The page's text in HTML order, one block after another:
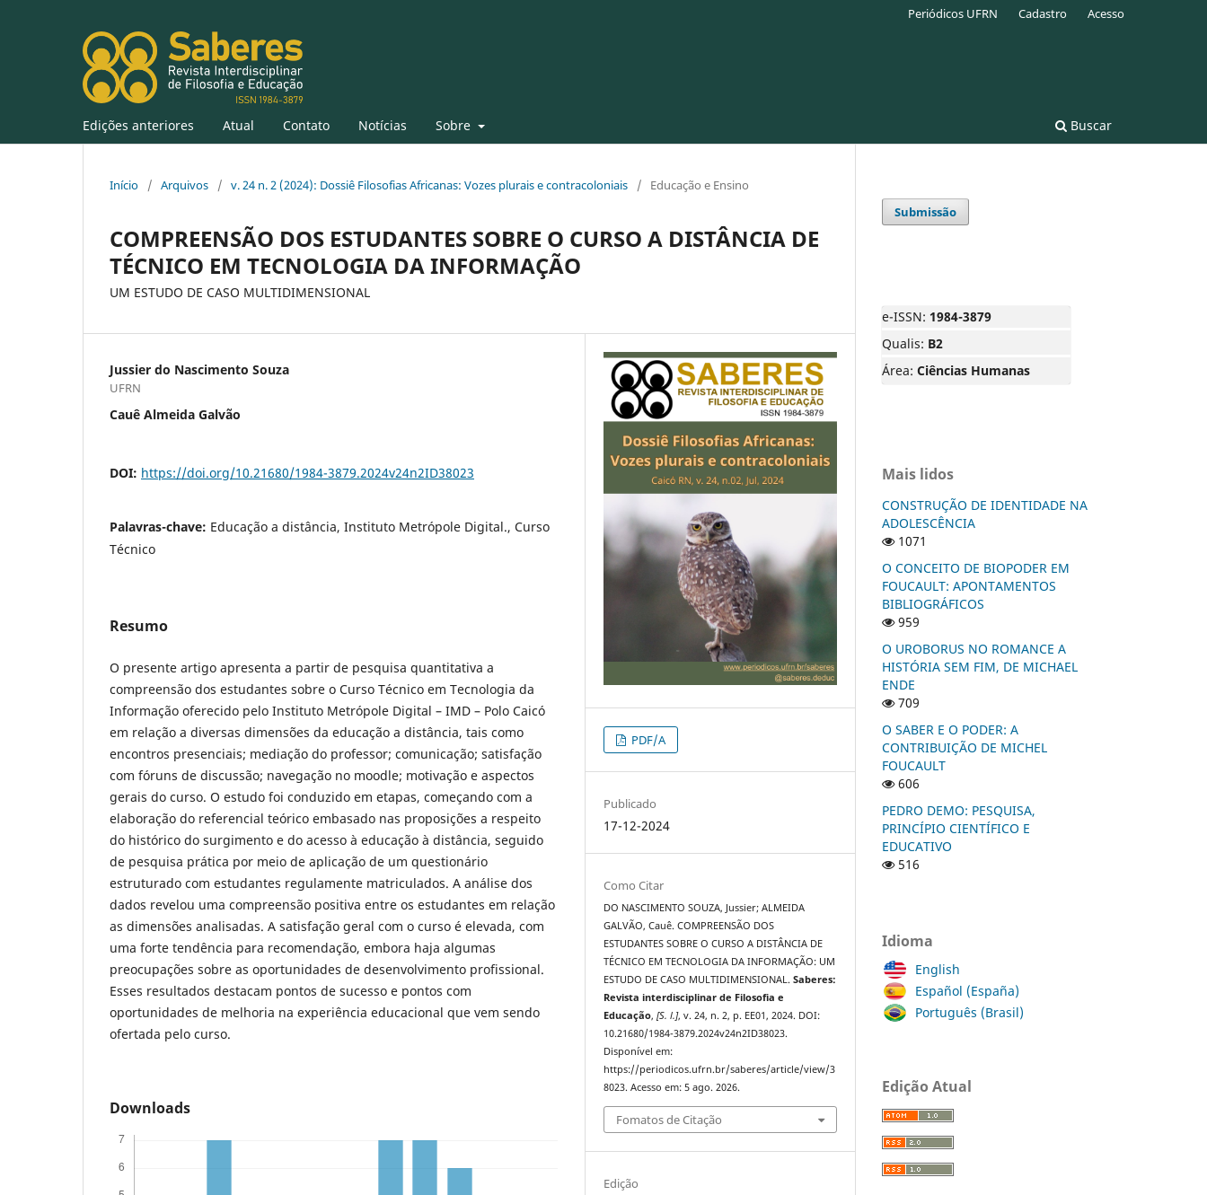
Edições anteriores Atual Contato Notícias Sobre Buscar
Periódicos UFRN Cadastro Acesso
Início / Arquivos / v. 24 n. 2 (2024): Dossiê Filosofias Africanas: Vozes plurais e contracoloniais / Educação e Ensino
COMPREENSÃO DOS ESTUDANTES SOBRE O CURSO A DISTÂNCIA DE
TÉCNICO EM TECNOLOGIA DA INFORMAÇÃO
UM ESTUDO DE CASO MULTIDIMENSIONAL
Jussier do Nascimento Souza
UFRN
Cauê Almeida Galvão
DOI: https://doi.org/10.21680/1984-3879.2024v24n2ID38023
Palavras-chave: Educação a distância, Instituto Metrópole Digital., Curso
Técnico
Resumo
O presente artigo apresenta a partir de pesquisa quantitativa a
compreensão dos estudantes sobre o Curso Técnico em Tecnologia da
Informação oferecido pelo Instituto Metrópole Digital – IMD – Polo Caicó
em relação a diversas dimensões da educação a distância, tais como
encontros presenciais; mediação do professor; comunicação; satisfação
com fóruns de discussão; navegação no moodle; motivação e aspectos
gerais do curso. O estudo foi conduzido em etapas, começando com a
elaboração do referencial teórico embasado nas proposições a respeito
do histórico do surgimento e do acesso à educação à distância, seguido
de pesquisa prática por meio de aplicação de um questionário
estruturado com estudantes regulamente matriculados. A análise dos
dados revelou uma compreensão positiva entre os estudantes em relação
as dimensões analisadas. A satisfação geral com o curso é elevada, com
uma forte tendência para recomendação, embora haja algumas
preocupações sobre as oportunidades de desenvolvimento profissional.
Esses resultados destacam pontos de sucesso e pontos com
oportunidades de melhoria na experiência educacional que vem sendo
ofertada pelo curso.
Downloads
PDF/A
Publicado
17-12-2024
Como Citar
DO NASCIMENTO SOUZA, Jussier; ALMEIDA
GALVÃO, Cauê. COMPREENSÃO DOS
ESTUDANTES SOBRE O CURSO A DISTÂNCIA DE
TÉCNICO EM TECNOLOGIA DA INFORMAÇÃO: UM
ESTUDO DE CASO MULTIDIMENSIONAL.Saberes:
Revista interdisciplinar de Filosofia e
Educação,[S. l.], v. 24, n. 2, p. EE01, 2024. DOI:
10.21680/1984-3879.2024v24n2ID38023.
Disponível em:
https://periodicos.ufrn.br/saberes/article/view/3
8023. Acesso em: 5 ago. 2026.
Fomatos de Citação
Edição
Submissão
e-ISSN: 1984-3879
Qualis: B2
Área: Ciências Humanas
Mais lidos
CONSTRUÇÃO DE IDENTIDADE NA
ADOLESCÊNCIA
1071
O CONCEITO DE BIOPODER EM
FOUCAULT: APONTAMENTOS
BIBLIOGRÁFICOS
959
O UROBORUS NO ROMANCE A
HISTÓRIA SEM FIM, DE MICHAEL
ENDE
709
O SABER E O PODER: A
CONTRIBUIÇÃO DE MICHEL
FOUCAULT
606
PEDRO DEMO: PESQUISA,
PRINCÍPIO CIENTÍFICO E
EDUCATIVO
516
Idioma
English
Español (España)
Português (Brasil)
Edição Atual